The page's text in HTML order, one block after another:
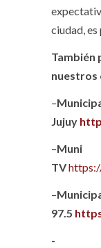
ciudad, es
También
nuestros
–
Jujuy
–Muni
TV
–
97.5
-